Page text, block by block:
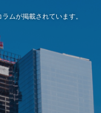
ムが掲載されています。